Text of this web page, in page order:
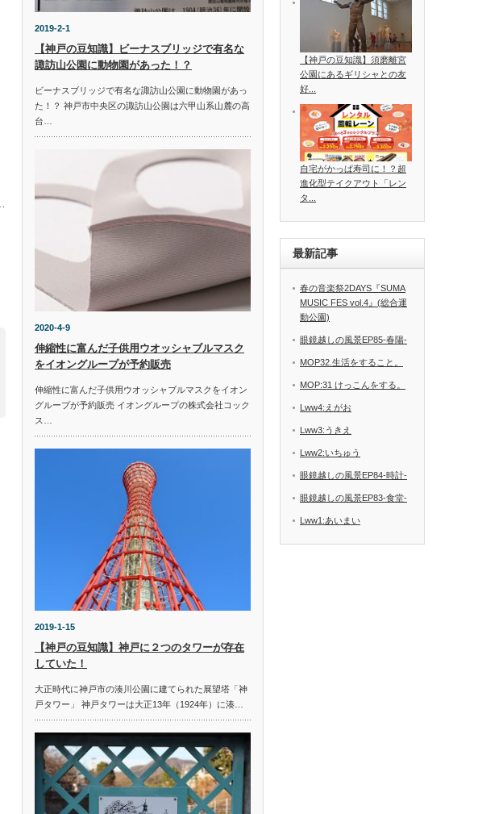
2019-2-1
【神戸の豆知識】ビーナスブリッジで有名な
諏訪山公園に動物園があった！？
ビーナスブリッジで有名な諏訪山公園に動物園があっ
た！？ 神戸市中央区の諏訪山公園は六甲山系山麓の高
台…
2020-4-9
伸縮性に富んだ子供用ウオッシャブルマスク
をイオングループが予約販売
伸縮性に富んだ子供用ウオッシャブルマスクをイオン
グループが予約販売 イオングループの株式会社コック
ス…
2019-1-15
【神戸の豆知識】神戸に２つのタワーが存在
していた！
大正時代に神戸市の湊川公園に建てられた展望塔「神
戸タワー」 神戸タワーは大正13年（1924年）に湊…
【神戸の豆知識】須磨離宮
公園にあるギリシャとの友
好...
自宅がかっぱ寿司に！？超
進化型テイクアウト「レン
タ...
最新記事
春の音楽祭2DAYS『SUMA
MUSIC FES vol.4』(総合運
動公園)
眼鏡越しの風景EP85-春陽-
MOP32.生活をすること。
MOP:31 けっこんをする。
Lww4:えがお
Lww3:うきえ
Lww2:いちゅう
眼鏡越しの風景EP84-時計-
眼鏡越しの風景EP83-食堂-
Lww1:あいまい